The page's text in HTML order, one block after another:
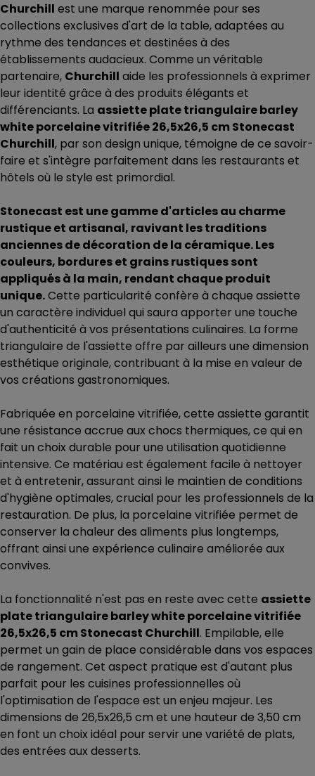
Churchill est une marque renommée pour ses
collections exclusives d'art de la table, adaptées au
rythme des tendances et destinées à des
établissements audacieux. Comme un véritable
partenaire, Churchill aide les professionnels à exprimer
leur identité grâce à des produits élégants et
différenciants. La assiette plate triangulaire barley
white porcelaine vitrifiée 26,5x26,5 cm Stonecast
Churchill, par son design unique, témoigne de ce savoir-
faire et s'intègre parfaitement dans les restaurants et
hôtels où le style est primordial.
Stonecast est une gamme d'articles au charme
rustique et artisanal, ravivant les traditions
anciennes de décoration de la céramique. Les
couleurs, bordures et grains rustiques sont
appliqués à la main, rendant chaque produit
unique.Cette particularité confère à chaque assiette
un caractère individuel qui saura apporter une touche
d'authenticité à vos présentations culinaires. La forme
triangulaire de l'assiette offre par ailleurs une dimension
esthétique originale, contribuant à la mise en valeur de
vos créations gastronomiques.
Fabriquée en porcelaine vitrifiée, cette assiette garantit
une résistance accrue aux chocs thermiques, ce qui en
fait un choix durable pour une utilisation quotidienne
intensive. Ce matériau est également facile à nettoyer
et à entretenir, assurant ainsi le maintien de conditions
d'hygiène optimales, crucial pour les professionnels de la
restauration. De plus, la porcelaine vitrifiée permet de
conserver la chaleur des aliments plus longtemps,
offrant ainsi une expérience culinaire améliorée aux
convives.
La fonctionnalité n'est pas en reste avec cette assiette
plate triangulaire barley white porcelaine vitrifiée
26,5x26,5 cm Stonecast Churchill. Empilable, elle
permet un gain de place considérable dans vos espaces
de rangement. Cet aspect pratique est d'autant plus
parfait pour les cuisines professionnelles où
l'optimisation de l'espace est un enjeu majeur. Les
dimensions de 26,5x26,5 cm et une hauteur de 3,50 cm
en font un choix idéal pour servir une variété de plats,
des entrées aux desserts.